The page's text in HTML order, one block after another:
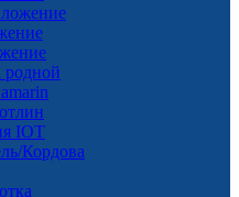
родной
IOT
Кордова